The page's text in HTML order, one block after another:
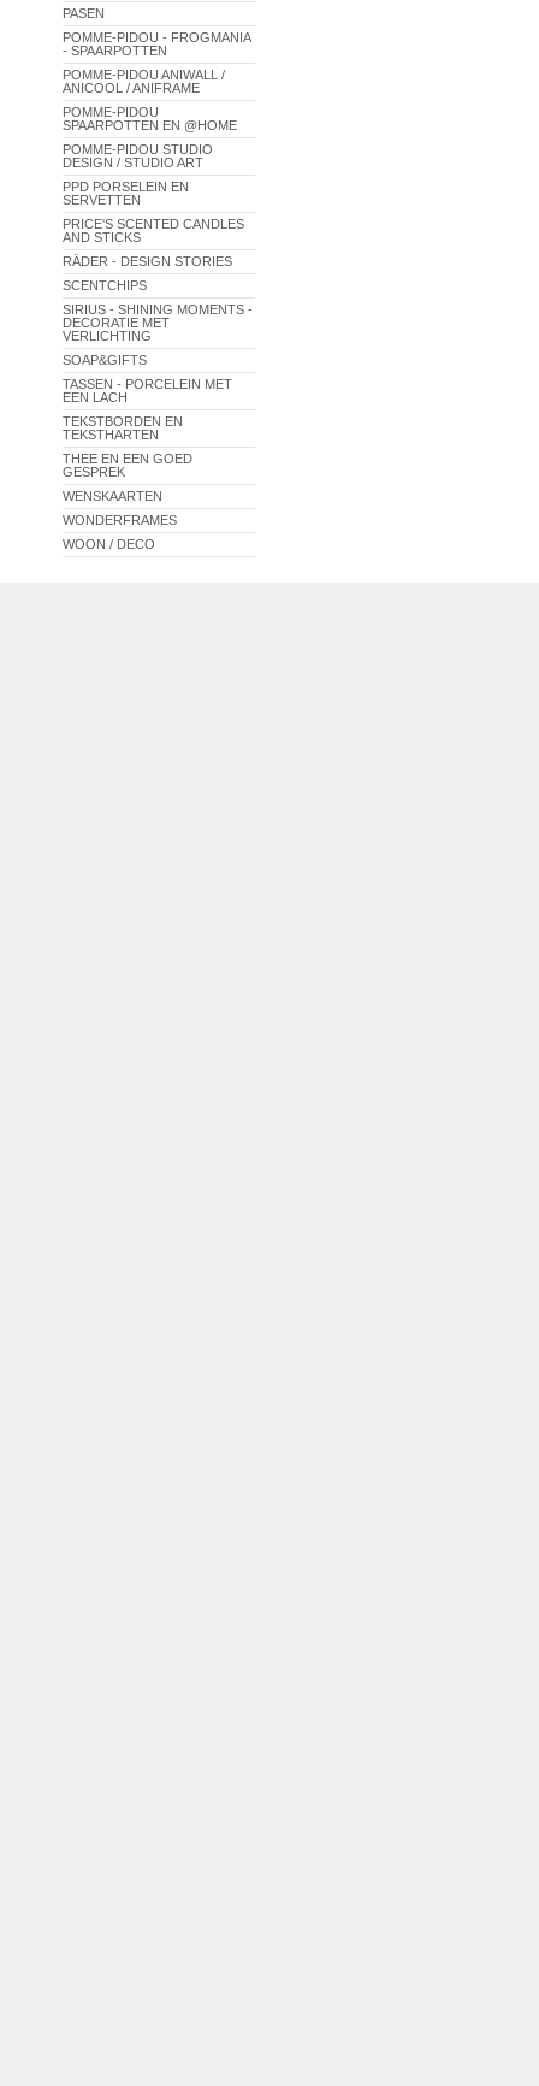
PASEN
POMME-PIDOU - FROGMANIA
- SPAARPOTTEN
POMME-PIDOU ANIWALL /
ANICOOL / ANIFRAME
POMME-PIDOU
SPAARPOTTEN EN @HOME
POMME-PIDOU STUDIO
DESIGN / STUDIO ART
PPD PORSELEIN EN
SERVETTEN
PRICE'S SCENTED CANDLES
AND STICKS
RÄDER - DESIGN STORIES
SCENTCHIPS
SIRIUS - SHINING MOMENTS -
DECORATIE MET
VERLICHTING
SOAP&GIFTS
TASSEN - PORCELEIN MET
EEN LACH
TEKSTBORDEN EN
TEKSTHARTEN
THEE EN EEN GOED
GESPREK
WENSKAARTEN
WONDERFRAMES
WOON / DECO